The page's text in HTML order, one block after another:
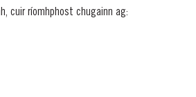
cuir ríomhphost chugainn ag: